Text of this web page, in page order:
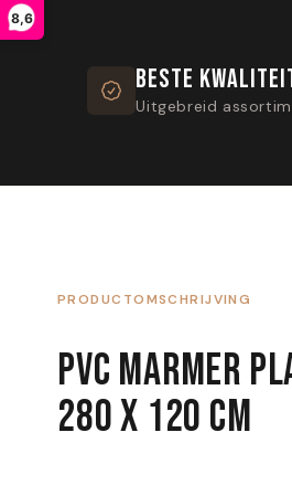
8,6
BESTE
Uitgebreid
PRODUCTOMSCHRIJVING
PVC MARMER
280 X 120 CM